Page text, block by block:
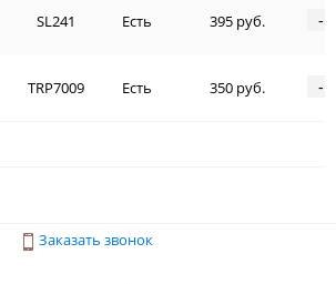
SL241 Есть 395 руб. -
TRP7009 Есть 350 руб. -
Заказать звонок